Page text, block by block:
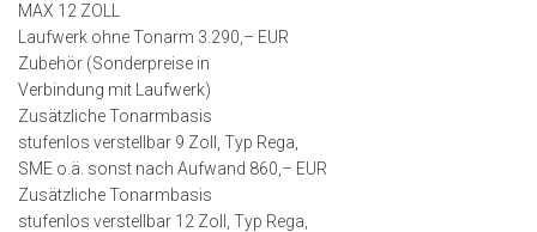
MAX 12 ZOLL
Laufwerk ohne Tonarm 3.290,– EUR
Zubehör (Sonderpreise in
Verbindung mit Laufwerk)
Zusätzliche Tonarmbasis
stufenlos verstellbar 9 Zoll, Typ Rega,
SME o.ä. sonst nach Aufwand 860,– EUR
Zusätzliche Tonarmbasis
stufenlos verstellbar 12 Zoll, Typ Rega,